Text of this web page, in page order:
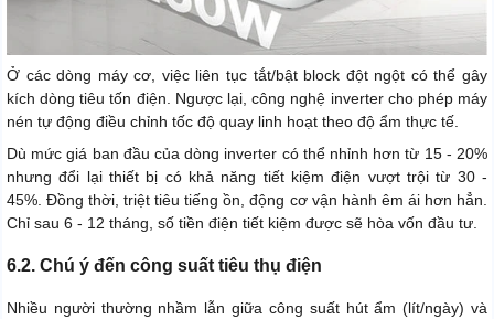
Ở các dòng máy cơ, việc liên tục tắt/bật block đột ngột có thể gây
kích dòng tiêu tốn điện. Ngược lại, công nghệ inverter cho phép máy
nén tự động điều chỉnh tốc độ quay linh hoạt theo độ ẩm thực tế.
Dù mức giá ban đầu của dòng inverter có thể nhỉnh hơn từ 15 - 20%
nhưng đổi lại thiết bị có khả năng tiết kiệm điện vượt trội từ 30 -
45%. Đồng thời, triệt tiêu tiếng ồn, động cơ vận hành êm ái hơn hẳn.
Chỉ sau 6 - 12 tháng, số tiền điện tiết kiệm được sẽ hòa vốn đầu tư.
6.2. Chú ý đến công suất tiêu thụ điện
Nhiều người thường nhầm lẫn giữa công suất hút ẩm (lít/ngày) và